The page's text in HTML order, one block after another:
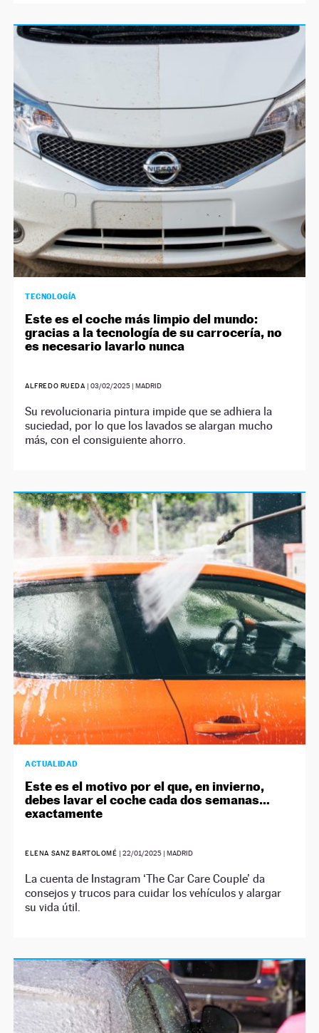
TECNOLOGÍA
Este es el coche más limpio del mundo:
gracias a la tecnología de su carrocería, no
es necesario lavarlo nunca
ALFREDO RUEDA | 03/02/2025| MADRID
Su revolucionaria pintura impide que se adhiera la
suciedad, por lo que los lavados se alargan mucho
más, con el consiguiente ahorro.
ACTUALIDAD
Este es el motivo por el que, en invierno,
debes lavar el coche cada dos semanas…
exactamente
ELENA SANZ BARTOLOMÉ | 22/01/2025| MADRID
La cuenta de Instagram ‘The Car Care Couple’ da
consejos y trucos para cuidar los vehículos y alargar
su vida útil.